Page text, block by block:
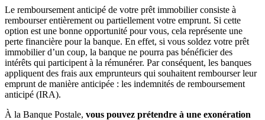
Le remboursement anticipé de votre prêt immobilier consiste à
rembourser entièrement ou partiellement votre emprunt. Si cette
option est une bonne opportunité pour vous, cela représente une
perte financière pour la banque. En effet, si vous soldez votre prêt
immobilier d’un coup, la banque ne pourra pas bénéficier des
intérêts qui participent à la rémunérer. Par conséquent, les banques
appliquent des frais aux emprunteurs qui souhaitent rembourser leur
emprunt de manière anticipée : les indemnités de remboursement
anticipé (IRA).
À la Banque Postale, vous pouvez prétendre à une exonération